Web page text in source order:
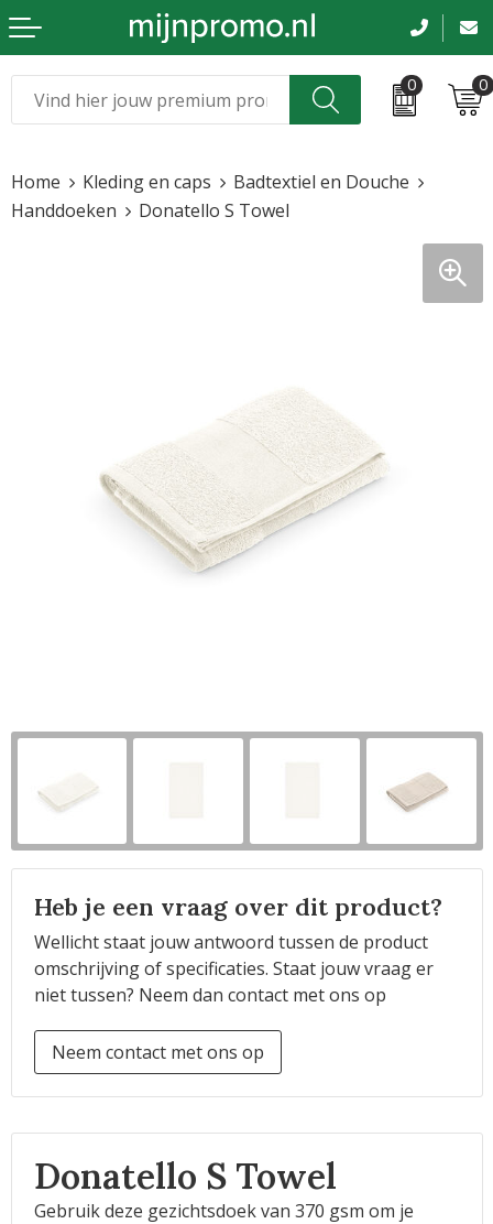
0 0
Kleding & caps
Bloemen en planten
Horeca
Sinterklaas
Home Kleding en caps
Badtextiel en Douche
Handdoeken
Donatello S Towel
Heb je een vraag over dit product?
Wellicht staat jouw antwoord tussen de product
omschrijving of specificaties. Staat jouw vraag er
niet tussen? Neem dan contact met ons op
Neem contact met ons op
Donatello S Towel
Gebruik deze gezichtsdoek van 370 gsm om je